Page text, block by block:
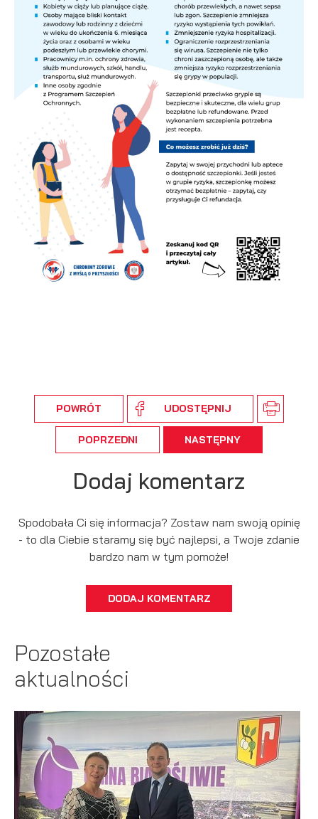
POWRÓT UDOSTĘPNIJ
POPRZEDNI NASTĘPNY
Dodaj komentarz
Spodobała Ci się informacja? Zostaw nam swoją opinię
- to dla Ciebie staramy się być najlepsi, a Twoje zdanie
bardzo nam w tym pomoże!
DODAJ KOMENTARZ
Pozostałe
aktualności